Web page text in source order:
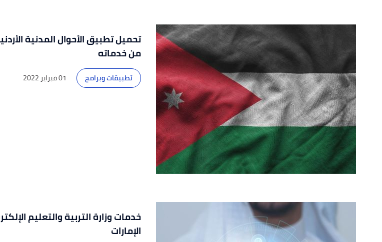
تحميل تطبيق الأحوال المدنية
من خدماته
تطبيقات وبرامج 01 فبراير 2022
خدمات وزارة التربية والتعليم
الإمارات